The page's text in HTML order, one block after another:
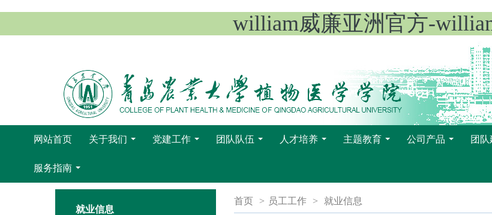
william威廉亚洲官方-
网站首页 关于我们 党建工作 团队队伍 人才培养 主题教育 公司产品 团
服务指南
就业信息
首页 > 员工工作 > 就业信息